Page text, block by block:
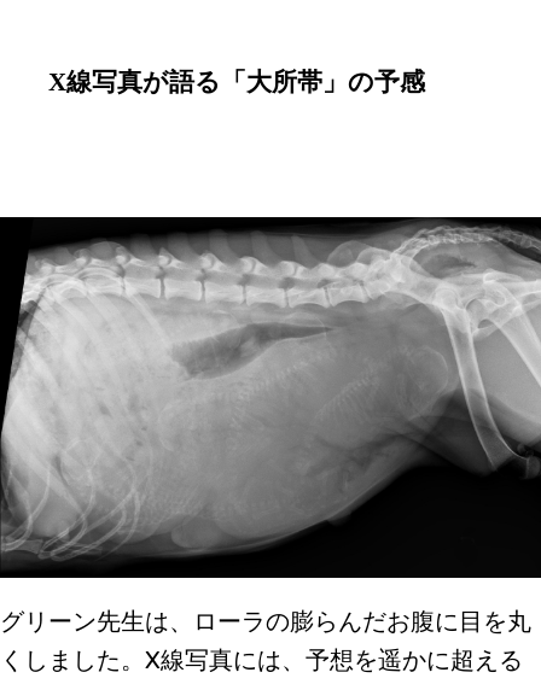
X線写真が語る「大所帯」の予感
グリーン先生は、ローラの膨らんだお腹に目を丸
くしました。X線写真には、予想を遥かに超える